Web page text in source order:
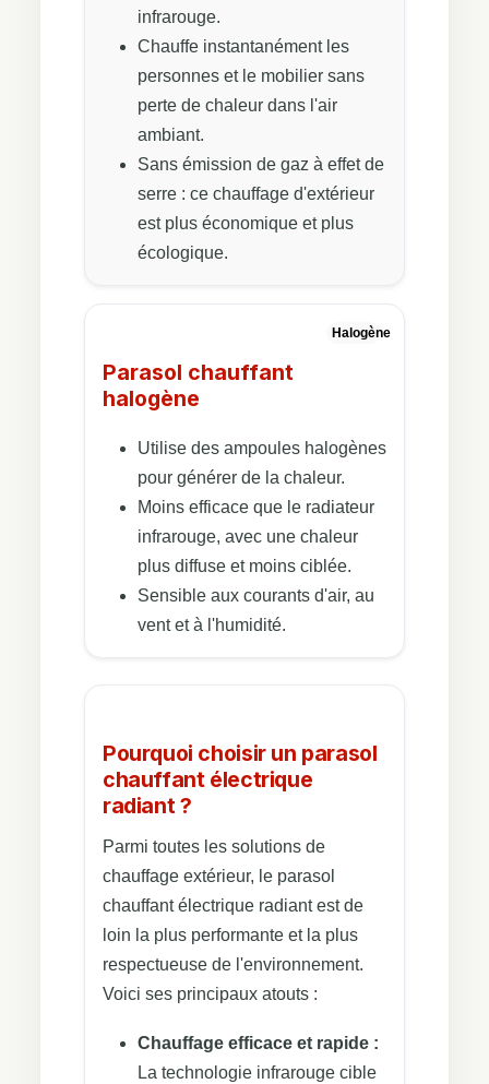
infrarouge.
Chauffe instantanément les
personnes et le mobilier sans
perte de chaleur dans l'air
ambiant.
Sans émission de gaz à effet de
serre : ce chauffage d'extérieur
est plus économique et plus
écologique.
Parasol chauffant
halogène
Halogène
Utilise des ampoules halogènes
pour générer de la chaleur.
Moins efficace que le radiateur
infrarouge, avec une chaleur
plus diffuse et moins ciblée.
Sensible aux courants d'air, au
vent et à l'humidité.
Pourquoi choisir un parasol
chauffant électrique
radiant ?
Parmi toutes les solutions de
chauffage extérieur, le parasol
chauffant électrique radiant est de
loin la plus performante et la plus
respectueuse de l'environnement.
Voici ses principaux atouts :
Chauffage efficace et rapide :
La technologie infrarouge cible